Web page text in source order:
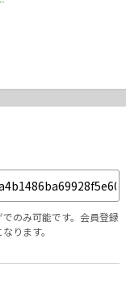
のみ可能です。会員登録
ります。